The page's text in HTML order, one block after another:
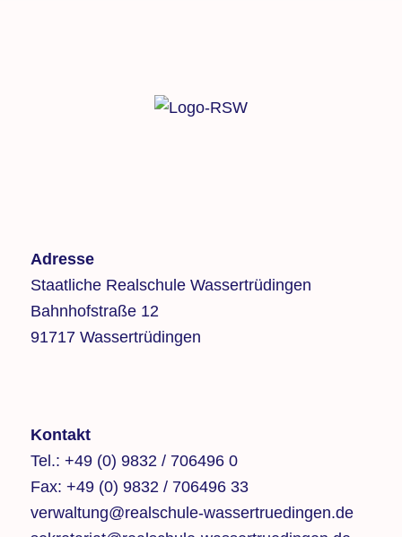
Adresse
Staatliche Realschule Wassertrüdingen
Bahnhofstraße 12
91717 Wassertrüdingen
Kontakt
Tel.: +49 (0) 9832 / 706496 0
Fax: +49 (0) 9832 / 706496 33
verwaltung@realschule-wassertruedingen.de